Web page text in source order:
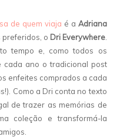
de quem viaja é a Adriana
preferidos, o Dri Everywhere.
tempo e, como todos os
cada ano o tradicional post
enfeites comprados a cada
Como a Dri conta no texto
de trazer as memórias de
coleção e transformá-la